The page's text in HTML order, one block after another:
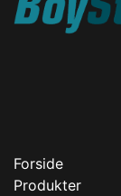
Forside
Produkter